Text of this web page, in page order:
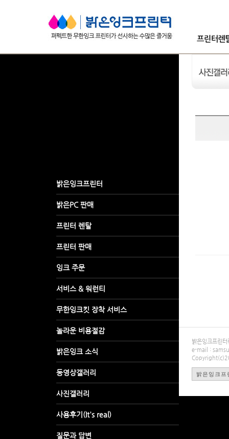
밝은잉크프
e-mail :
밝은잉크프